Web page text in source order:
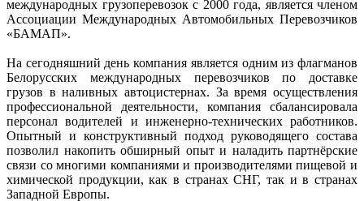
международных грузоперевозок с 2000 года, является членом
Ассоциации Международных Автомобильных Перевозчиков
«БАМАП».
На сегодняшний день компания является одним из флагманов
Белорусских международных перевозчиков по доставке
грузов в наливных автоцистернах. За время осуществления
профессиональной деятельности, компания сбалансировала
персонал водителей и инженерно-технических работников.
Опытный и конструктивный подход руководящего состава
позволил накопить обширный опыт и наладить партнёрские
связи со многими компаниями и производителями пищевой и
химической продукции, как в странах СНГ, так и в странах
Западной Европы.